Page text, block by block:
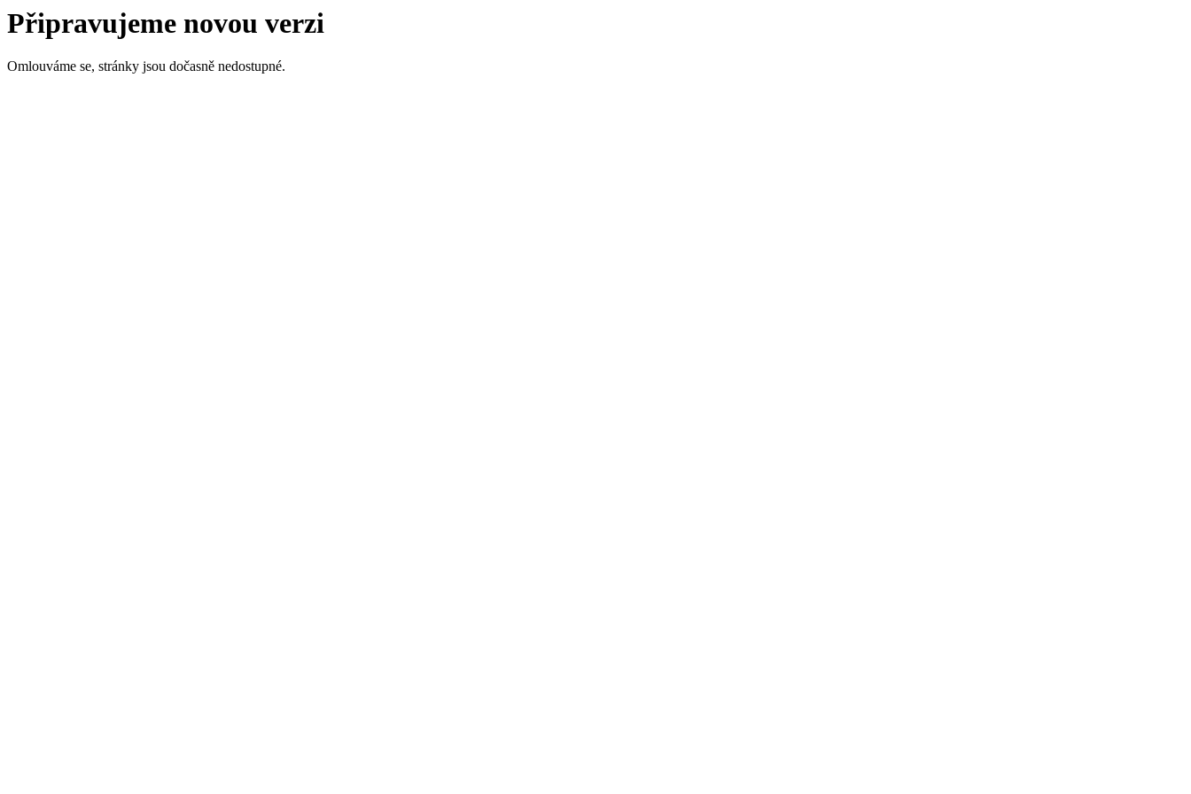
Připravujeme novou verzi
Omlouváme se, stránky jsou dočasně nedostupné.